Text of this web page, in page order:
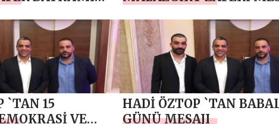
`TAN 15
VE
HADİ ÖZTOP `TAN
GÜNÜ MESAJI